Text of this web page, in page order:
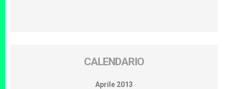
CALENDARIO
Aprile 2013